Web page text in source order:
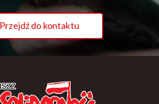
Przejdź do kontaktu